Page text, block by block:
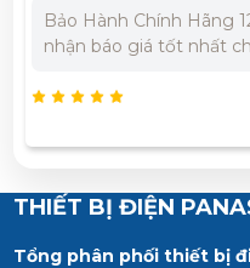
Bảo Hành Chính Hãng 12 Tháng Liên
nhận báo giá tốt nhất cho dự án. Miền
332 980
THIẾT BỊ ĐIỆN
Tổng phân phối thiết bị